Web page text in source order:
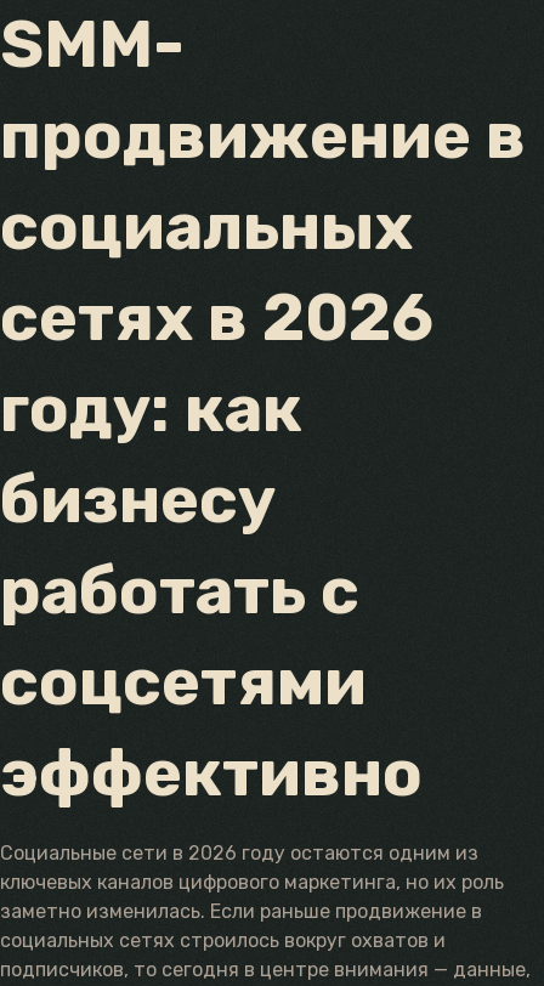
SMM-
продвижение в
социальных
сетях в 2026
году: как
бизнесу
работать с
соцсетями
эффективно
Социальные сети в 2026 году остаются одним из
ключевых каналов цифрового маркетинга, но их роль
заметно изменилась. Если раньше продвижение в
социальных сетях строилось вокруг охватов и
подписчиков, то сегодня в центре внимания — данные,